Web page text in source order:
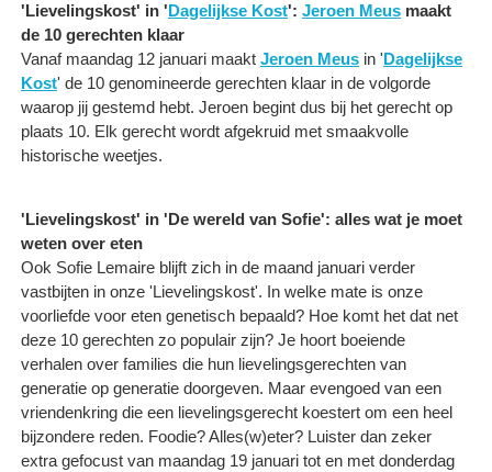
'Lievelingskost' in 'Dagelijkse Kost': Jeroen Meus maakt
de 10 gerechten klaar
Vanaf maandag 12 januari maakt Jeroen Meus in 'Dagelijkse
Kost' de 10 genomineerde gerechten klaar in de volgorde
waarop jij gestemd hebt. Jeroen begint dus bij het gerecht op
plaats 10. Elk gerecht wordt afgekruid met smaakvolle
historische weetjes.
'Lievelingskost' in 'De wereld van Sofie': alles wat je moet
weten over eten
Ook Sofie Lemaire blijft zich in de maand januari verder
vastbijten in onze 'Lievelingskost'. In welke mate is onze
voorliefde voor eten genetisch bepaald? Hoe komt het dat net
deze 10 gerechten zo populair zijn? Je hoort boeiende
verhalen over families die hun lievelingsgerechten van
generatie op generatie doorgeven. Maar evengoed van een
vriendenkring die een lievelingsgerecht koestert om een heel
bijzondere reden. Foodie? Alles(w)eter? Luister dan zeker
extra gefocust van maandag 19 januari tot en met donderdag